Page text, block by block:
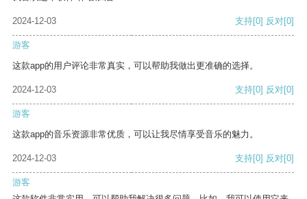
2024-12-03 支持[0] 反对[0]
游客
这款app的用户评论非常真实，可以帮助我做出更准确的选择。
2024-12-03 支持[0] 反对[0]
游客
这款app的音乐资源非常优质，可以让我尽情享受音乐的魅力。
2024-12-03 支持[0] 反对[0]
游客